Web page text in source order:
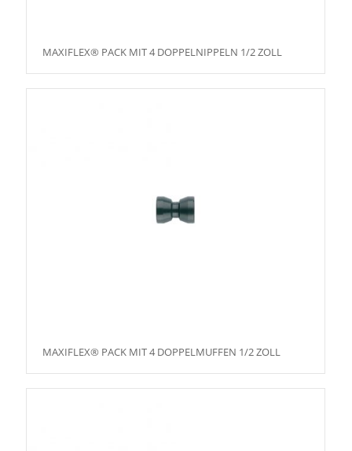
MAXIFLEX® PACK MIT 4 DOPPELNIPPELN 1/2 ZOLL
MAXIFLEX® PACK MIT 4 DOPPELMUFFEN 1/2 ZOLL